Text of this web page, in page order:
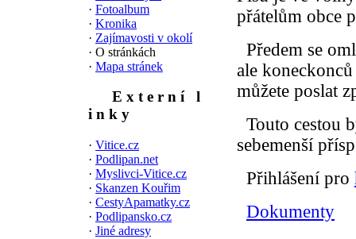
· Fotoalbum
· Kronika
· Zajímavosti v okolí
· O stránkách
· Mapa stránek
E x t e r n í l
i n k y
· Vitice.cz
· Podlipan.net
· Myslivci-Vitice.cz
· Skanzen Kouřim
· CestyApamatky.cz
· Podlipansko.cz
· Jiné adresy
přátelům obce
Předem se
ale
můžete poslat
Touto cestou
sebemenší
Přihlášení pro
Dokumenty